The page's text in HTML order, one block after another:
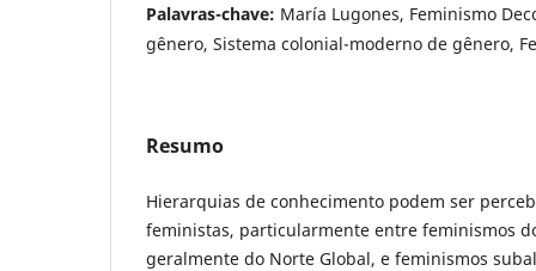
Palavras-chave: María Lugones, Feminismo
gênero, Sistema colonial-moderno de gênero,
Resumo
Hierarquias de conhecimento podem ser
feministas, particularmente entre feminismos
geralmente do Norte Global, e feminismos